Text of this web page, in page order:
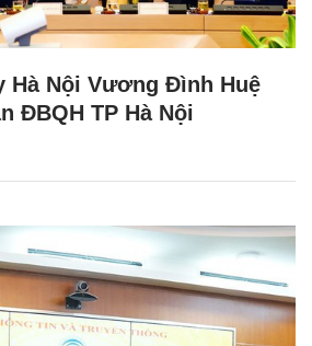
Hà Nội Vương Đình Huệ
ĐBQH TP Hà Nội